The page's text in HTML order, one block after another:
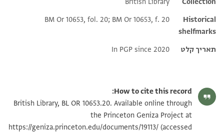
Additional metadata
Historical
shelfmarks
BM Or 10653, fol. 20; BM Or 10653, f. 20
תאריך קלט In PGP since 2020
How to cite this record:
British Library, BL OR 10653.20. Available online through
the Princeton Geniza Project at
https://geniza.princeton.edu/documents/19113/ (accessed